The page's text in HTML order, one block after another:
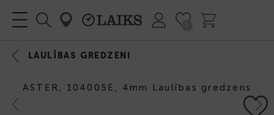
LAULĪBAS GREDZENI
ASTER, 104005E, 4mm Laulības gredzens
Previous Next